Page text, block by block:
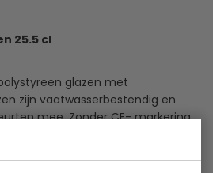
25.5 cl
glazen met
zijn vaatwasserbestendig en
mee. Zonder CE- markering.